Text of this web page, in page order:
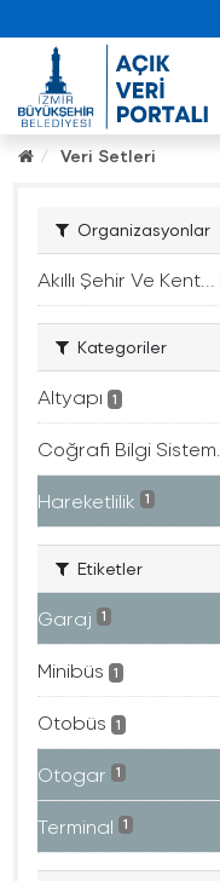
Veri Setleri
Organizasyonlar
Akıllı Şehir Ve Kent...
Kategoriler
Altyapı 1
Coğrafi Bilgi Sistem...
Hareketlilik 1
Etiketler
Garaj 1
Minibüs 1
Otobüs 1
Otogar 1
Terminal 1